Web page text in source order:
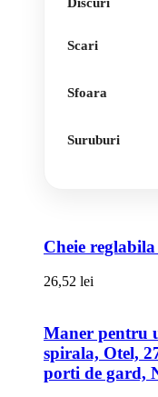
Scari
Sfoara
Suruburi
Cheie
26,52 lei
Maner pentru
spirala, Otel,
porti de gard,